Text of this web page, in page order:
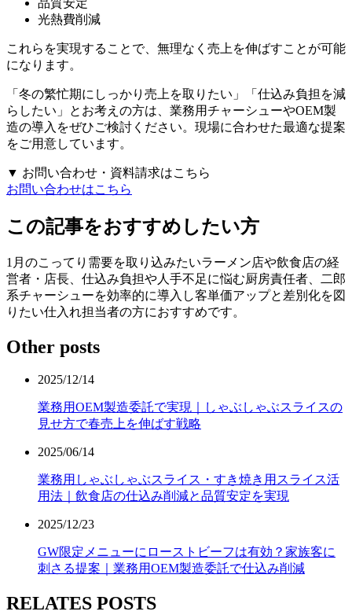
光熱費削減
これらを実現することで、無理なく売上を伸ばすことが可能
になります。
「冬の繁忙期にしっかり売上を取りたい」「仕込み負担を減
らしたい」とお考えの方は、業務用チャーシューやOEM製
造の導入をぜひご検討ください。現場に合わせた最適な提案
をご用意しています。
▼ お問い合わせ・資料請求はこちら
お問い合わせはこちら
この記事をおすすめしたい方
1月のこってり需要を取り込みたいラーメン店や飲食店の経
営者・店長、仕込み負担や人手不足に悩む厨房責任者、二郎
系チャーシューを効率的に導入し客単価アップと差別化を図
りたい仕入れ担当者の方におすすめです。
Other posts
2025/12/14
業務用OEM製造委託で実現｜しゃぶしゃぶスライスの
見せ方で春売上を伸ばす戦略
2025/06/14
業務用しゃぶしゃぶスライス・すき焼き用スライス活
用法｜飲食店の仕込み削減と品質安定を実現
2025/12/23
GW限定メニューにローストビーフは有効？家族客に
刺さる提案｜業務用OEM製造委託で仕込み削減
RELATES POSTS